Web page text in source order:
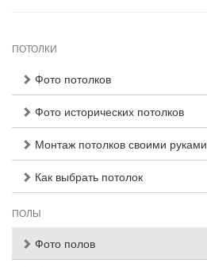
ПОТОЛКИ
Фото потолков
Фото исторических потолков
Монтаж потолков своими руками
Как выбрать потолок
ПОЛЫ
Фото полов